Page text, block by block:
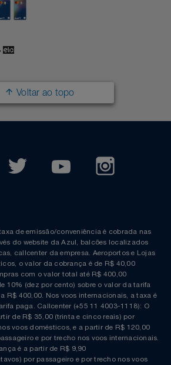
Voltar ao topo
de emissão/conveniência é cobrada nas
do website da Azul, balcões localizados
callcenter da empresa. Aeroportos e Lojas
o valor da cobrança é de R$ 40,00
com o valor total até R$ 400,00
10% (dez por cento) sobre o valor da tarifa
R$ 400,00. Nos voos internacionais, a taxa é
paga. Callcenter (+55 11 4003-1118): O
de R$ 35,00 (trinta e cinco reais) por
voos domésticos, e a partir de R$ 120,00
e por trecho nos voos internacionais.
é a partir de R$ 9,90
por passageiro e por trecho nos voos